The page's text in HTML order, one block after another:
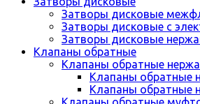
Затворы дисковые
Затворы дисковые с
Затворы дисковые
Клапаны обратные
Клапаны обратные
Клапаны обратные
Клапаны обратные